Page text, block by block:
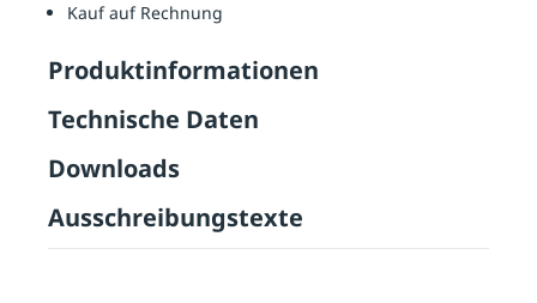
Kauf auf Rechnung
Produktinformationen
Technische Daten
Downloads
Ausschreibungstexte